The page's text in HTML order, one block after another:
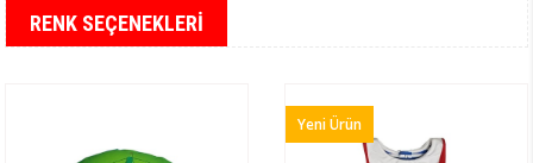
RENK SEÇENEKLERI
Yeni Ürün